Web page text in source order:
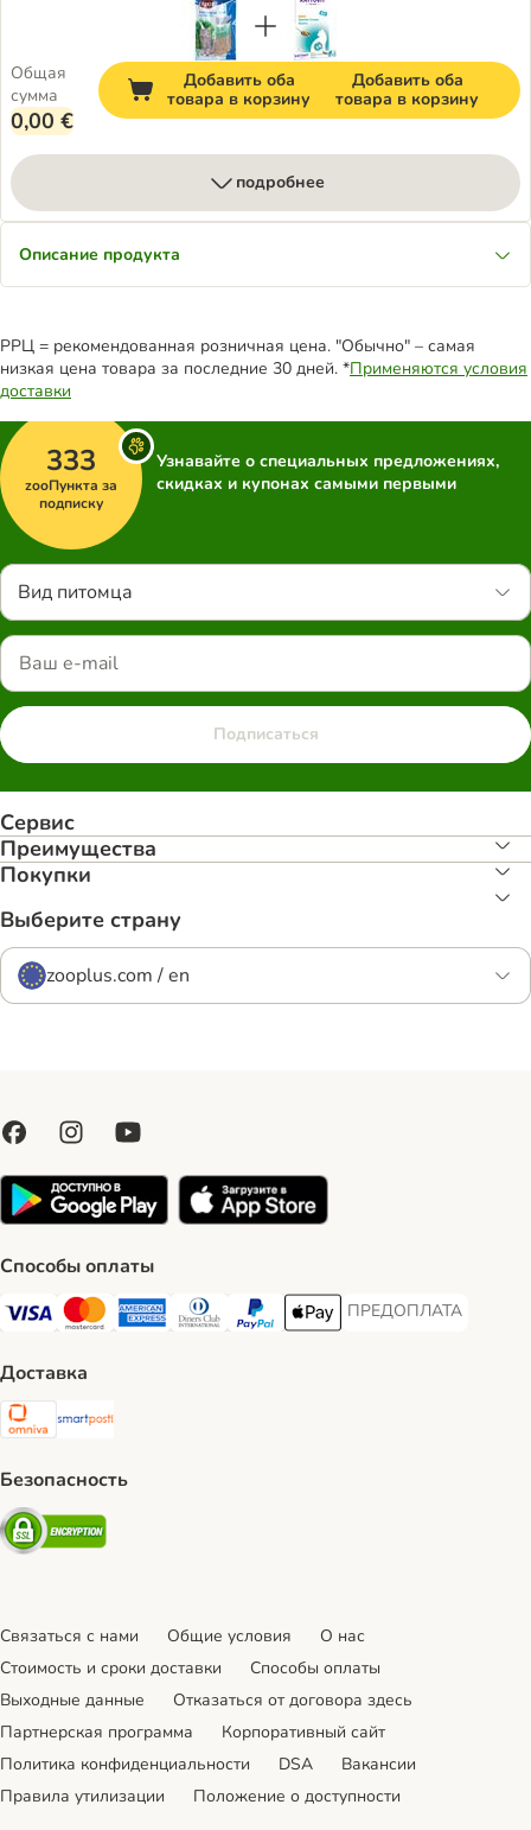
Общая
сумма
0,00 €
Добавить оба
товара в корзину
Добавить оба
товара в корзину
подробнее
Описание продукта
РРЦ = рекомендованная розничная цена. "Обычно" – самая
низкая цена товара за последние 30 дней. *Применяются условия
доставки
333
zooПункта за
подписку
Узнавайте о специальных предложениях,
скидках и купонах самыми первыми
Вид питомца
Подписаться
Сервис
Преимуществa
Покупки
Выберите страну
zooplus.com / en
Способы оплаты
Visa Payment Method
Mastercard Payment Method
American Express Payment Method
Diners Club Payment Method
PayPal Payment Method
Apple Pay Payment Method
ПРЕДОПЛАТА
ПРЕДОПЛАТА
Доставка
Omniva Shipping Method
SmartPosti Shipping Method
Безопасность
Security
Связаться с нами Общие условия
О нас
Стоимость и сроки доставки
Cпособы оплаты
Выходные данные
Отказаться от договора здесь
Партнерская программа
Корпоративный сайт
Политика конфиденциальности
DSA
Вакансии
Правила утилизации
Положение о доступности